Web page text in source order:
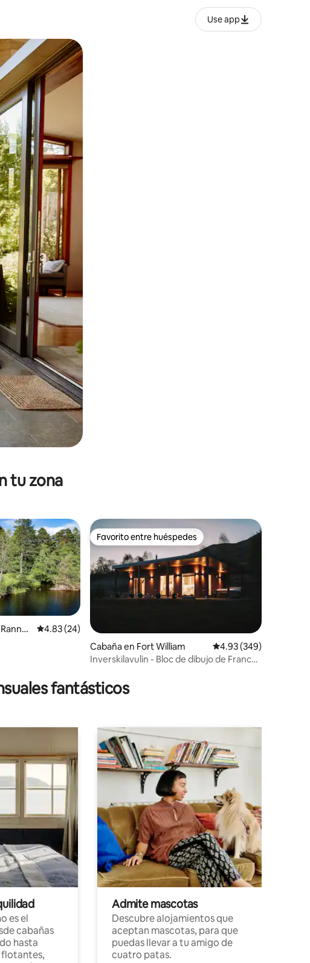
Use app
o bien tocando y deslizando la pantalla.
tu zona
Calificación promedio: 4.83 de 5; 24 evaluaciones
4.83 (24)
Favorito entre huéspedes
Favorito entre huéspedes
Cabaña en Fort William Calificación promedio:
4.93 (349)
Inverskilavulin - Bloc de dibujo de Frances
fantásticos
es el
cabañas
hasta
flotantes,
Admite mascotas
Descubre alojamientos que
aceptan mascotas, para que
puedas llevar a tu amigo de
cuatro patas.